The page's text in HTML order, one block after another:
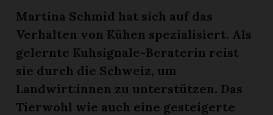
Martina Schmid hat sich auf das
Verhalten von Kühen spezialisiert. Als
gelernte Kuhsignale-Beraterin reist
sie durch die Schweiz, um
Landwirt:innen zu unterstützen. Das
Tierwohl wie auch eine gesteigerte